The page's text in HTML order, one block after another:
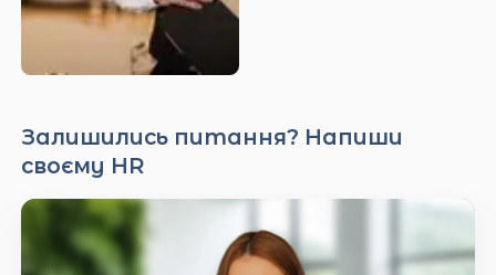
Залишились питання? Напиши
своєму HR